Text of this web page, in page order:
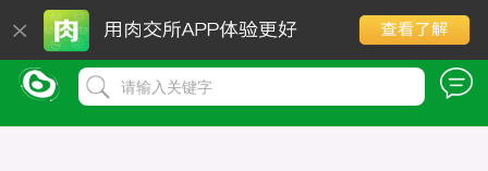
请输入关键字